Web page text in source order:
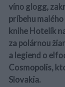
víno glogg,
príbehu
knihe Hotelík
za polárnou
a legiend o
Cosmopolis,
Slovakia.